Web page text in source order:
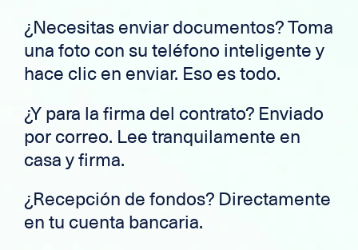
¿Necesitas enviar documentos? Toma
una foto con su teléfono inteligente y
hace clic en enviar. Eso es todo.
¿Y para la firma del contrato? Enviado
por correo. Lee tranquilamente en
casa y firma.
¿Recepción de fondos? Directamente
en tu cuenta bancaria.